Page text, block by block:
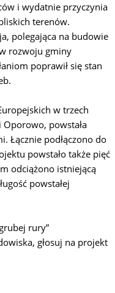
i wydatnie przyczynia
terenów.
polegająca na budowie
rozwoju gminy
poprawił się stan
w trzech
powstała
Łącznie podłączono do
powstało także pięć
odciążono istniejącą
powstałej
rury”
głosuj na projekt